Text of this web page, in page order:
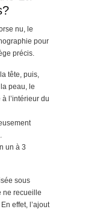
nu, le
pour
précis.
tête, puis,
peau, le
l’intérieur du
un à 3
sous
ne recueille
effet, l’ajout